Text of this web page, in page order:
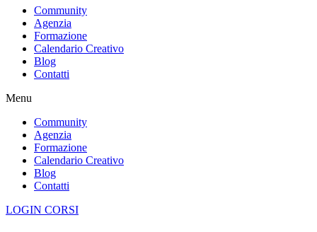
Community
Agenzia
Formazione
Calendario Creativo
Blog
Contatti
Menu
Community
Agenzia
Formazione
Calendario Creativo
Blog
Contatti
LOGIN CORSI